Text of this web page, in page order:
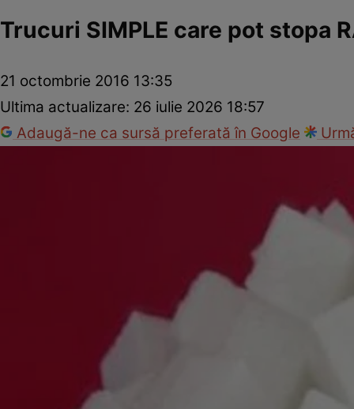
Trucuri SIMPLE care pot stopa
21 octombrie 2016 13:35
Ultima actualizare: 26 iulie 2026 18:57
Adaugă-ne ca sursă preferată în Google